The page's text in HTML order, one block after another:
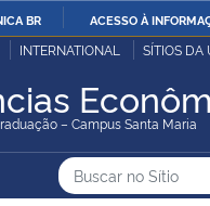
IR
O
BR ACESSO À
Pública
INTERNATIONAL SÍTIOS DA
– Campus Santa Maria
do Sítio
Busca
Buscar no
Busca: